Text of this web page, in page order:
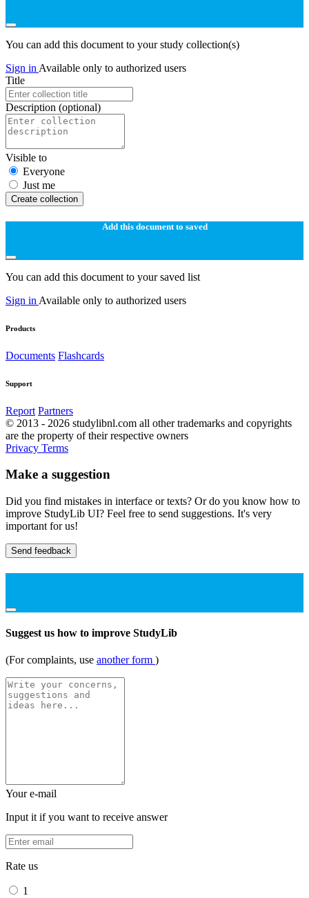
You can add this document to your study collection(s)
Sign in Available only to authorized users
Title
Description (optional)
Visible to
Everyone
Just me
Create collection
Add this document to saved
You can add this document to your saved list
Sign in Available only to authorized users
Products
Documents Flashcards
Support
Report Partners
© 2013 - 2026 studylibnl.com all other trademarks and copyrights
are the property of their respective owners
Privacy Terms
Make a suggestion
Did you find mistakes in interface or texts? Or do you know how to
improve StudyLib UI? Feel free to send suggestions. It's very
important for us!
Send feedback
Suggest us how to improve StudyLib
(For complaints, use another form )
Your e-mail
Input it if you want to receive answer
Rate us
1